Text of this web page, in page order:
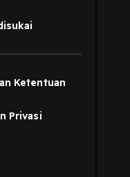
Ketentuan
Privasi